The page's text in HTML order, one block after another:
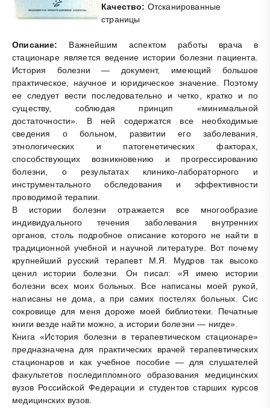
Качество: Отсканированные
страницы
Описание: Важнейшим аспектом работы врача в
стационаре является ведение истории болезни пациента.
История болезни — документ, имеющий большое
практическое, научное и юридическое значение. Поэтому
ее следует вести последовательно и четко, кратко и по
существу, соблюдая принцип «минимальной
достаточности». В ней содержатся все необходимые
сведения о больном, развитии его заболевания,
этнологических и патогенетических факторах,
способствующих возникновению и прогрессированию
болезни, о результатах клинико-лабораторного и
инструментального обследования и эффективности
проводимой терапии.
В истории болезни отражается все многообразие
индивидуального течения заболевания внутренних
органов, столь подробное описание которого не найти в
традиционной учебной и научной литературе. Вот почему
крупнейший русский терапевт М.Я. Мудров так высоко
ценил истории болезни. Он писал: «Я имею истории
болезни всех моих больных. Все написаны моей рукой,
написаны не дома, а при самих постелях больных. Сис
сокровище для меня дороже моей библиотеки. Печатные
книги везде найти можно, а истории болезни — нигде».
Книга «История болезни в терапевтическом стационаре»
предназначена для практических врачей терапевтических
стационаров и как учебное пособие — для слушателей
факультетов последипломного образования медицинских
вузов Российской Федерации и студентов старших курсов
медицинских вузов.